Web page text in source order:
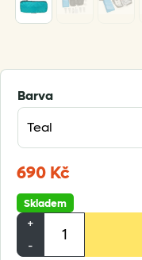
Barva
690 Kč
Skladem
+
-
Wash